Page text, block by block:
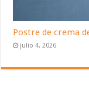
Postre de crema
julio 4, 2026